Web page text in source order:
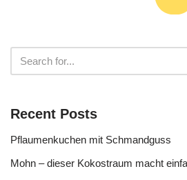
Recent Posts
Pflaumenkuchen mit Schmandguss
Mohn – dieser Kokostraum macht